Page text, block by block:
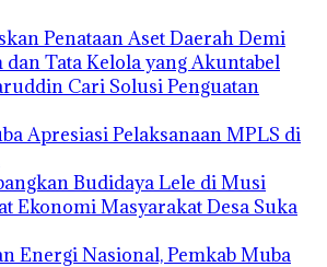
Penataan Aset Daerah Demi
Tata Kelola yang Akuntabel
Cari Solusi Penguatan
Apresiasi Pelaksanaan MPLS di
Budidaya Lele di Musi
Ekonomi Masyarakat Desa Suka
Energi Nasional, Pemkab Muba